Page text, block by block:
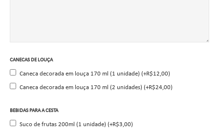
CANECAS DE LOUÇA
Caneca decorada em louça 170 ml (1 unidade) (+R$12,00)
Caneca decorada em louça 170 ml (2 unidades) (+R$24,00)
BEBIDAS PARA A CESTA
Suco de frutas 200ml (1 unidade) (+R$3,00)